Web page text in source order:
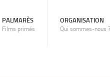
PALMARÈS
Films primés
ORGANISATION
Qui sommes-nous ?